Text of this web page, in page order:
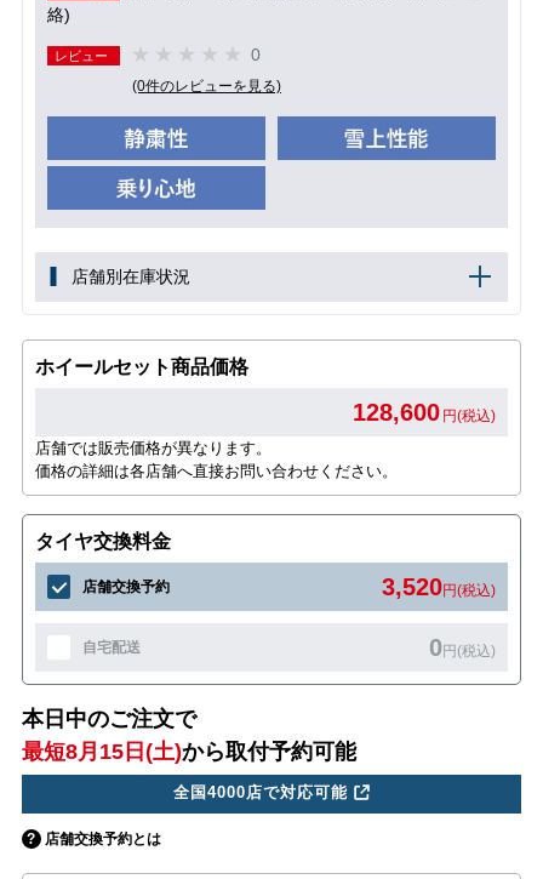
絡)
レビュー 0
(0件のレビューを見る)
店舗別在庫状況
ホイールセット商品価格
128,600 円(税込)
店舗では販売価格が異なります。
価格の詳細は各店舗へ直接お問い合わせください。
タイヤ交換料金
店舗交換予約 3,520円(税込)
自宅配送 0円(税込)
本日中のご注文で
最短8月15日(土)から取付予約可能
全国4000店で対応可能
店舗交換予約とは